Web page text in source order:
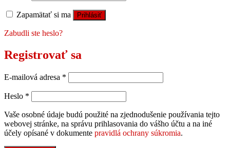
Zapamätať si ma Prihlásiť
Zabudli ste heslo?
Registrovať sa
E-mailová adresa *
Heslo *
Vaše osobné údaje budú použité na zjednodušenie používania tejto
webovej stránke, na správu prihlasovania do vášho účtu a na iné
účely opísané v dokumente pravidlá ochrany súkromia.